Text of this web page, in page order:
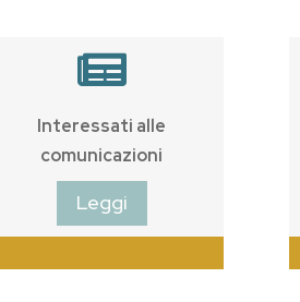

Interessati alle
comunicazioni
Leggi